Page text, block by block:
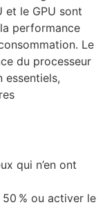
et le GPU sont
performance
Le
du processeur
essentiels,
qui n’en ont
50 % ou activer le